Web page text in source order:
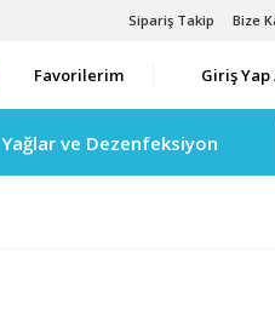
Sipariş Takip Bize
Favorilerim Giriş Yap
Yağlar ve Dezenfeksiyon